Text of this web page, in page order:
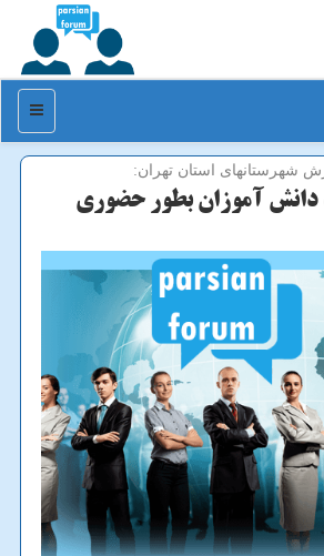
منو
شهرستانهای استان تهران:
دانش آموزان بطور حضوری